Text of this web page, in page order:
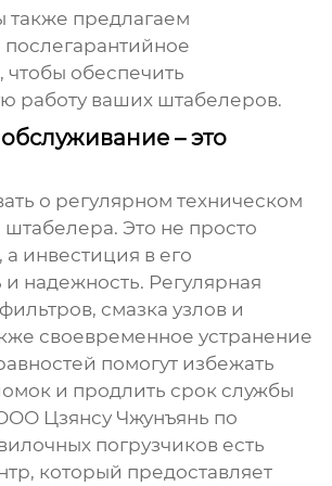
предлагаем
обеспечить
работу ваших штабелеров.
– это
о регулярном техническом
штабелера. Это не просто
инвестиция в его
и надежность. Регулярная
смазка узлов и
своевременное устранение
помогут избежать
и продлить срок службы
Цзянсу Чжунъянь по
погрузчиков есть
который предоставляет